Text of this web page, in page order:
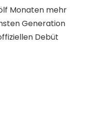
Monaten mehr
Generation
Debüt